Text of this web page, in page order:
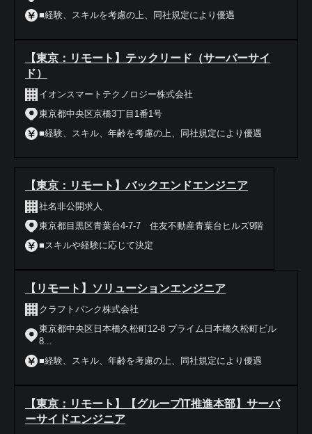
■経験、スキルを考慮の上、同社規定により優遇
【東京：リモート】テックリード（サーバーサイ
ド）
イオンスマートテクノロジー株式会社
東京都中央区京橋3丁目1番1号
■経験、スキル、年齢を考慮の上、同社規定により優遇
【東京：リモート】バックエンドエンジニア
社名非公開求人
東京都目黒区青葉台4-7-7 住友不動産青葉台ヒルズ9階
■スキルや経験に応じて決定
【リモート】ソリューションエンジニア
クラフトバンク株式会社
東京都中央区日本橋久松町12-8 プライム日本橋久松町ビル
8...
■経験、スキル、年齢を考慮の上、同社規定により優遇
【東京：リモート】【グループIT推進本部】サーバ
ーサイドエンジニア